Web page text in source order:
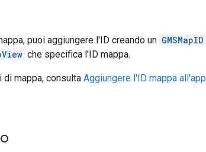
puoi aggiungere l'ID creando un GMSMapID
che specifica l'ID mappa.
di mappa, consulta Aggiungere l'ID mappa all'app